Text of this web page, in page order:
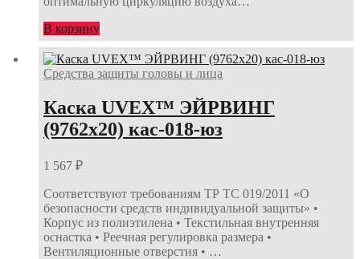
В корзину
Средства защиты головы и лица
Каска UVEX™ ЭЙРВИНГ
(9762х20) кас-018-юз
1 567 ₽
Соответствуют требованиям ТР ТС 019/2011 «О
безопасности средств индивидуальной защиты» •
Корпус из полиэтилена • Текстильная внутренняя
оснастка • Реечная регулировка размера •
Вентиляционные отверстия • …